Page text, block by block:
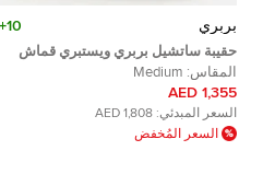
بربري 10+
حقيبة ساتشيل بربري ويستبري قماش
منقوش مبطن بلون البيج والبني مع جلد
المقاس: Medium
1,355 AED
السعر المبدئي: 1,808 AED
السعر المُخفض